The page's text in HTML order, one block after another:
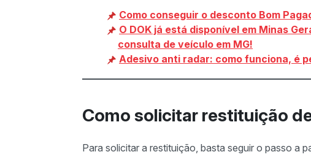
Como conseguir o desconto Bom
O DOK já está disponível em Minas
consulta de veículo em MG!
Adesivo anti radar: como funciona, é
Como solicitar restituição
Para solicitar a restituição, basta seguir o passo a